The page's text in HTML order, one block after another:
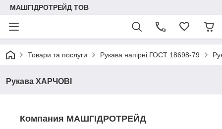
МАШГІДРОТРЕЙД ТОВ
Товари та послуги Рукава напірні ГОСТ 18698-79
Рукава ХАРЧОВІ
Компания МАШГІДРОТРЕЙД